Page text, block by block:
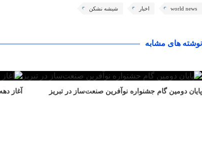
world news اخبار شیشه نشکن
نوشته های مشابه
پایان دومین گام جشنواره نوآفرین صنعت‌ساز در تبریز آغاز